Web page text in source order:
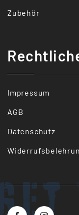
Zubehör
Impressum
AGB
Datenschutz